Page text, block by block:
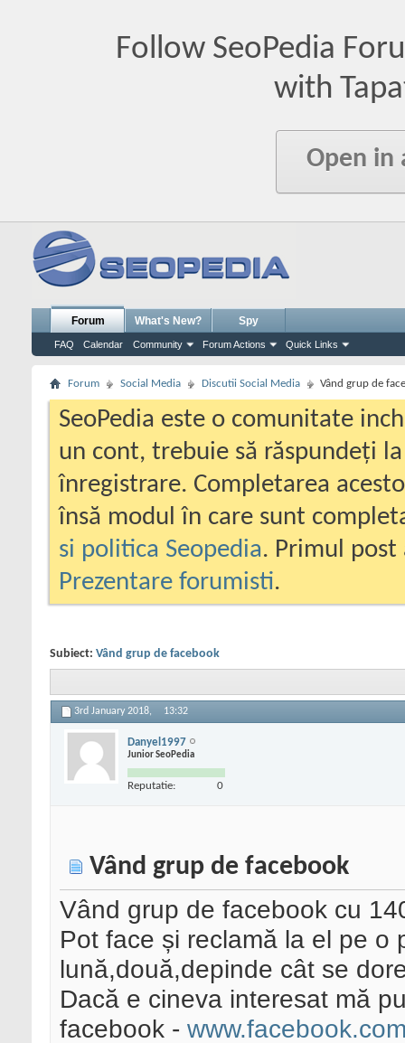
Follow SeoPedia
with
Open in
Forum
FAQ Calendar Community Forum Actions Quick Links
What's New? Spy
Forum Social Media Discutii Social Media Vând grup de
SeoPedia este o comunitate
un cont, trebuie să răspundeți
înregistrare. Completarea
însă modul în care sunt
si politica Seopedia. Primul
Prezentare forumisti.
Subiect: Vând grup de facebook
3rd January 2018, 13:32
Danyel1997
Junior SeoPedia
Reputatie: 0
Vând grup de facebook
Vând grup de facebook cu
Pot face și reclamă la el pe o
lună,două,depinde cât se
Dacă e cineva interesat mă
facebook -